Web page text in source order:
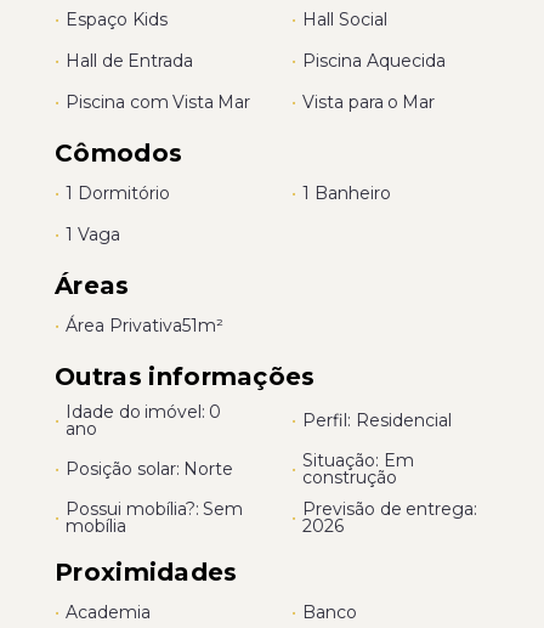
• Espaço Kids • Hall Social
• Hall de Entrada • Piscina Aquecida
• Piscina com Vista Mar • Vista para o Mar
Cômodos
• 1 Dormitório • 1 Banheiro
• 1 Vaga
Áreas
• Área Privativa51m²
Outras informações
• Idade do imóvel: 0
ano • Perfil: Residencial
• Posição solar: Norte • Situação: Em
construção
• Possui mobília?: Sem
mobília • Previsão de entrega:
2026
Proximidades
• Academia • Banco